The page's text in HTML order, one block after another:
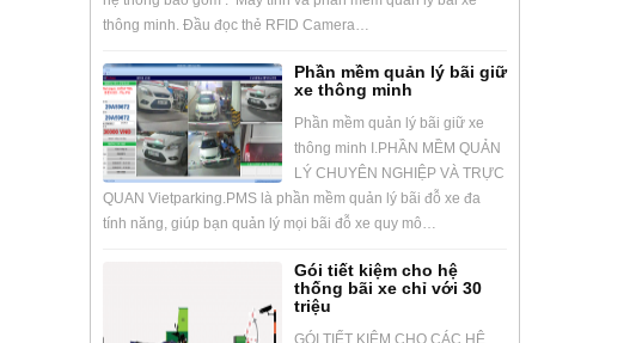
thông minh. Đầu đọc thẻ RFID Camera…
Phần mềm quản lý bãi giữ
xe thông minh
Phần mềm quản lý bãi giữ xe
thông minh I.PHẦN MỀM QUẢN
LÝ CHUYÊN NGHIỆP VÀ TRỰC
QUAN Vietparking.PMS là phần mềm quản lý bãi đỗ xe đa
tính năng, giúp bạn quản lý mọi bãi đỗ xe quy mô…
Gói tiết kiệm cho hệ
thống bãi xe chỉ với 30
triệu
GÓI TIẾT KIỆM CHO CÁC HỆ